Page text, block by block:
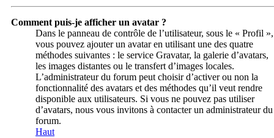
Comment puis-je afficher un avatar ?
Dans le panneau de contrôle de l’utilisateur, sous le « Profil »,
vous pouvez ajouter un avatar en utilisant une des quatre
méthodes suivantes : le service Gravatar, la galerie d’avatars,
les images distantes ou le transfert d’images locales.
L’administrateur du forum peut choisir d’activer ou non la
fonctionnalité des avatars et des méthodes qu’il veut rendre
disponible aux utilisateurs. Si vous ne pouvez pas utiliser
d’avatars, nous vous invitons à contacter un administrateur du
forum.
Haut